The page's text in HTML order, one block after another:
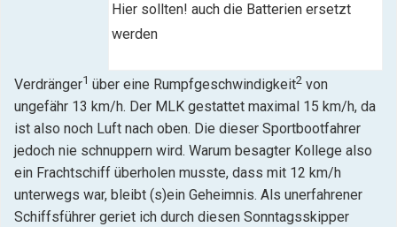
Hier sollten! auch die Batterien ersetzt
werden
Verdränger1 über eine Rumpfgeschwindigkeit2 von
ungefähr 13 km/h. Der MLK gestattet maximal 15 km/h, da
ist also noch Luft nach oben. Die dieser Sportbootfahrer
jedoch nie schnuppern wird. Warum besagter Kollege also
ein Frachtschiff überholen musste, dass mit 12 km/h
unterwegs war, bleibt (s)ein Geheimnis. Als unerfahrener
Schiffsführer geriet ich durch diesen Sonntagsskipper